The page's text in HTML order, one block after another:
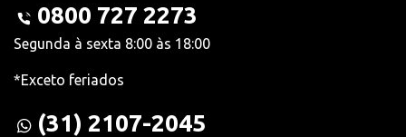
0800 727 2273
Segunda à sexta 8:00 às 18:00
*Exceto feriados
(31) 2107-2045